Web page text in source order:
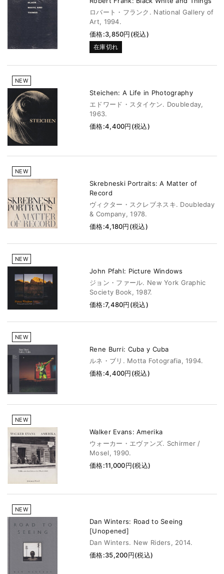
ロバート・フランク. National Gallery of
Art, 1994.
価格:3,850円(税込)
在庫切れ
NEW
Steichen: A Life in Photography
エドワード・スタイケン. Doubleday,
1963.
価格:4,400円(税込)
NEW
Skrebneski Portraits: A Matter of
Record
ヴィクター・スクレブネスキ. Doubleday
& Company, 1978.
価格:4,180円(税込)
NEW
John Pfahl: Picture Windows
ジョン・ファール. New York Graphic
Society Book, 1987.
価格:7,480円(税込)
NEW
Rene Burri: Cuba y Cuba
ルネ・ブリ. Motta Fotografia, 1994.
価格:4,400円(税込)
NEW
Walker Evans: Amerika
ウォーカー・エヴァンズ. Schirmer /
Mosel, 1990.
価格:11,000円(税込)
NEW
Dan Winters: Road to Seeing
[Unopened]
Dan Winters. New Riders, 2014.
価格:35,200円(税込)